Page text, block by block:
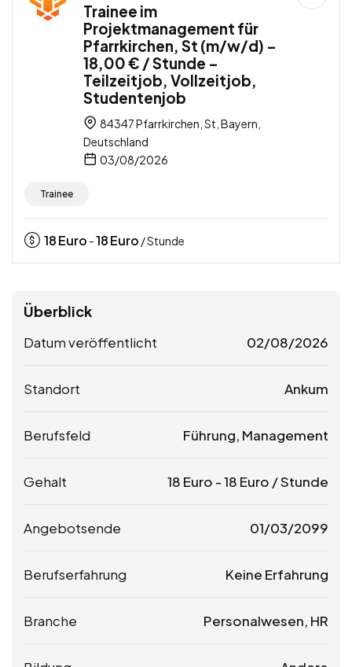
Trainee im
Projektmanagement für
Pfarrkirchen, St (m/w/d) –
18,00 € / Stunde –
Teilzeitjob, Vollzeitjob,
Studentenjob
84347 Pfarrkirchen, St, Bayern,
Deutschland
03/08/2026
Trainee
18Euro -18Euro / Stunde
Überblick
Datum veröffentlicht 02/08/2026
Standort Ankum
Berufsfeld Führung, Management
Gehalt 18 Euro -18 Euro / Stunde
Angebotsende 01/03/2099
Berufserfahrung Keine Erfahrung
Branche Personalwesen, HR